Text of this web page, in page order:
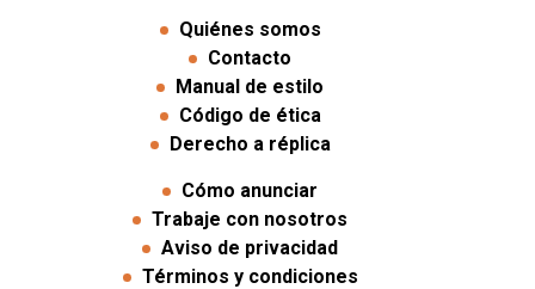
Quiénes somos
Contacto
Manual de estilo
Código de ética
Derecho a réplica
Cómo anunciar
Trabaje con nosotros
Aviso de privacidad
Términos y condiciones